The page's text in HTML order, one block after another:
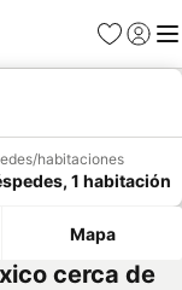
Favoritos
Iniciar
habitaciones
1 habitación
Mapa
cerca de